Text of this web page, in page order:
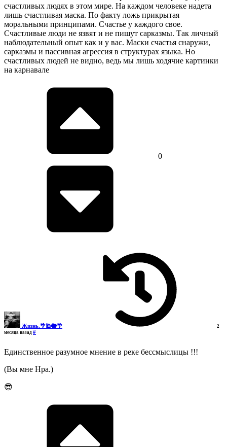
счастливых людях в этом мире. На каждом человеке надета
лишь счастливая маска. По факту ложь прикрытая
моральными принципами. Счастье у каждого свое.
Счастливые люди не язвят и не пишут сарказмы. Так личный
наблюдательный опыт как и у вас. Маски счастья снаружи,
сарказмы и пассивная агрессия в структурах языка. Но
счастливых людей не видно, ведь мы лишь ходячие картинки
на карнавале
0
Жизнь.🌴🕌🐘🌴
2
месяца назад #
Единственное разумное мнение в реке бессмыслицы !!!
(Вы мне Нра.)
😎